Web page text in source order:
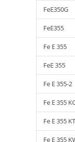
FeE350G
FeE355
Fe E 355
FeE 355
Fe E 355-2
Fe E 355
Fe E 355 KT
Fe E 355